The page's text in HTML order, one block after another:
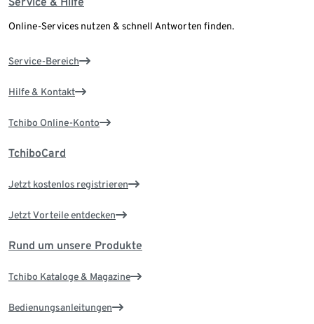
Online-Services nutzen & schnell Antworten finden.
Service-Bereich
Hilfe & Kontakt
Tchibo Online-Konto
TchiboCard
Jetzt kostenlos registrieren
Jetzt Vorteile entdecken
Rund um unsere Produkte
Tchibo Kataloge & Magazine
Bedienungsanleitungen